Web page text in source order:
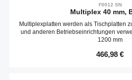
F0012 SN
Multiplex 40 mm,
Multiplexplatten werden als Tischplatten
und anderen Betriebseinrichtungen
1200 mm
Regulärer
466,98 €